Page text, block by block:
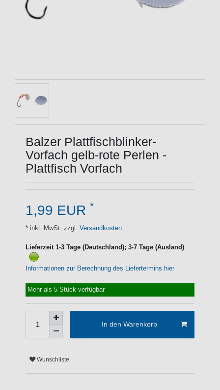
Balzer Plattfischblinker-
Vorfach gelb-rote Perlen -
Plattfisch Vorfach
1,99 EUR *
* inkl. MwSt. zzgl. Versandkosten
Lieferzeit 1-3 Tage (Deutschland); 3-7 Tage (Ausland)
Informationen zur Berechnung des Liefertermins hier
Mehr als 5 Stück verfügbar
In den Warenkorb
Wunschliste